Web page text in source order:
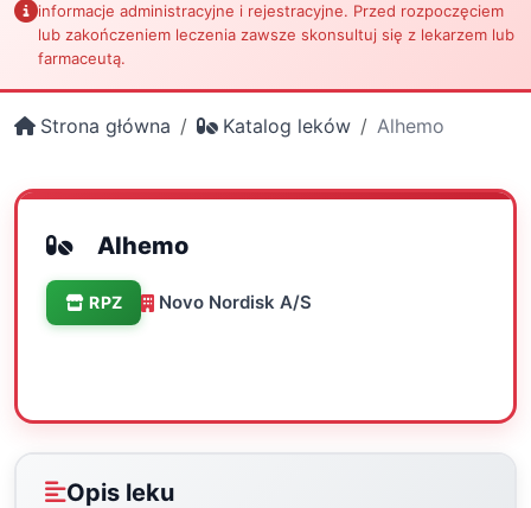
informacje administracyjne i rejestracyjne. Przed rozpoczęciem
lub zakończeniem leczenia zawsze skonsultuj się z lekarzem lub
farmaceutą.
Strona główna Katalog leków Alhemo
Alhemo
RPZ Novo Nordisk A/S
Opis leku